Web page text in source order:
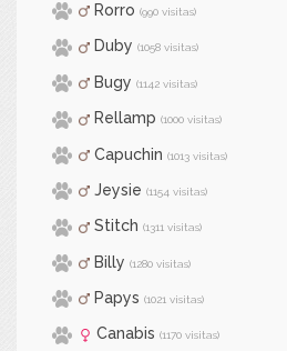
Rorro (990 visitas)
Duby (1058 visitas)
Bugy (1142 visitas)
Rellamp (1000 visitas)
Capuchin (1013 visitas)
Jeysie (1154 visitas)
Stitch (1311 visitas)
Billy (1280 visitas)
Papys (1021 visitas)
Canabis (1170 visitas)